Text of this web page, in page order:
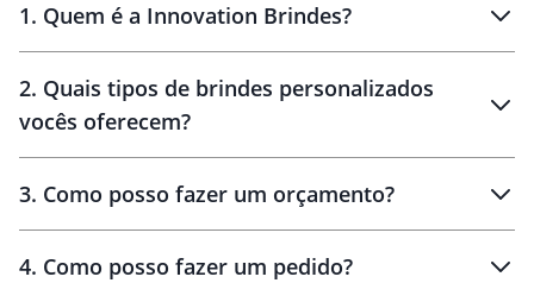
1. Quem é a Innovation Brindes?
Brindes personalizados
2. Quais tipos de brindes personalizados
vocês oferecem?
personalizados
3. Como posso fazer um orçamento?
4. Como posso fazer um pedido?